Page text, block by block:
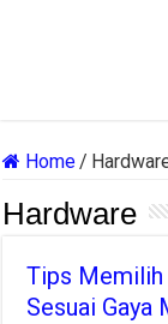
Home/
Hardware
Tips Memilih
Sesuai Gaya